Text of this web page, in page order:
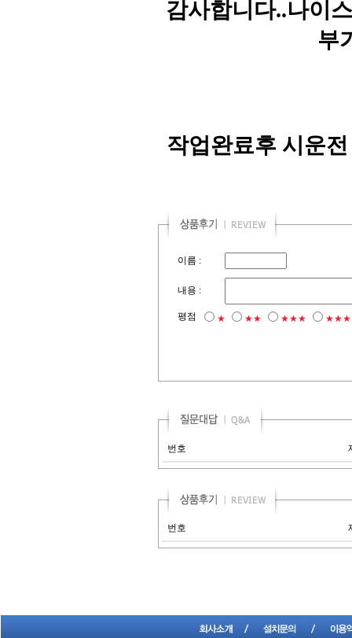
감사합니다..나이
부
작업완료후 시운
이름 :
내용 :
평점 ★ ★★ ★★★
번호
번호